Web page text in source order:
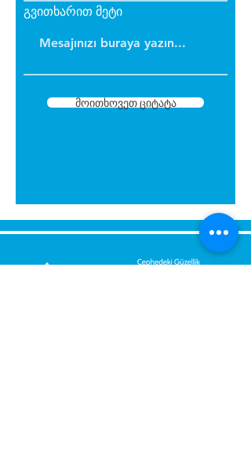
გვითხარით მეტი
მოითხოვეთ ციტატა